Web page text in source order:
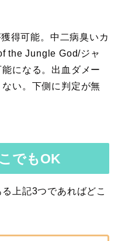
得可能。中二病臭いカ
the Jungle God/ジャ
になる。出血ダメー
い。下側に判定が無
でもOK
上記3つであればどこ